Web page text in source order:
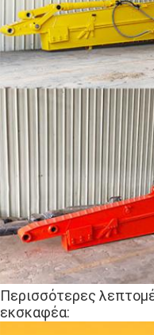
Περισσότερες
εκσκαφέα: